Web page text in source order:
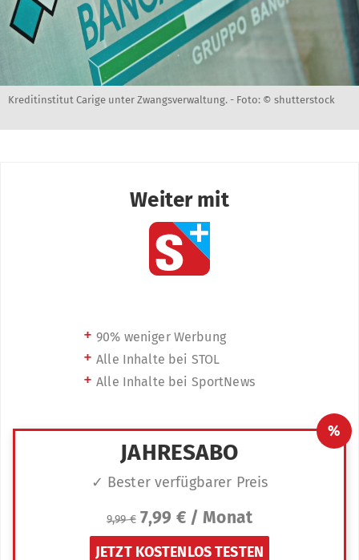
Kreditinstitut Carige unter Zwangsverwaltung. - Foto: © shutterstock